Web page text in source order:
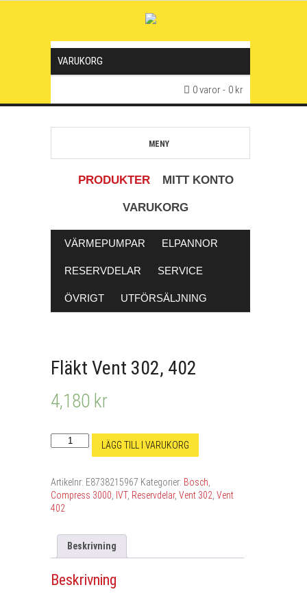
VARUKORG
0 varor 0 kr
MENY
PRODUKTER MITT KONTO
VARUKORG
VÄRMEPUMPAR ELPANNOR
RESERVDELAR SERVICE
ÖVRIGT UTFÖRSÄLJNING
Fläkt Vent 302, 402
4,180 kr
402
mängd
LÄGG TILL I VARUKORG
Artikelnr: E8738215967 Kategorier: Bosch
Compress 3000
IVT, Reservdelar, Vent 302 Vent
402
Beskrivning
Beskrivning